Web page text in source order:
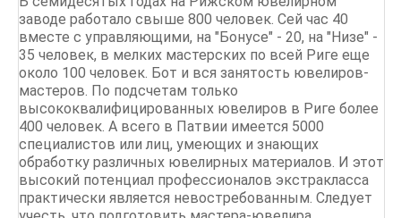
заводе работало свыше 800 человек. Сей час 40
вместе с управляющими, на "Бонусе" - 20, на "Низе" -
35 человек, в мелких мастерских по всей Риге еще
около 100 человек. Бот и вся занятость ювелиров-
мастеров. По подсчетам только
высококвалифицированных ювелиров в Риге более
400 человек. А всего в Патвии имеется 5000
специалистов или лиц, умеющих и знающих
обработку различных ювелирных материалов. И этот
высокий потенциал профессионалов экстракласса
практически является невостребованным. Следует